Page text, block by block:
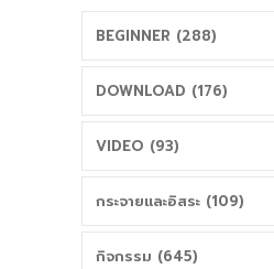
BEGINNER (288)
DOWNLOAD (176)
VIDEO (93)
กระจายและอิสระ (109)
กิจกรรม (645)